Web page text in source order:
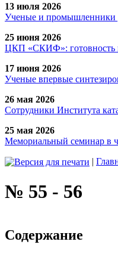
13 июля 2026
Ученые и промышленники
25 июня 2026
ЦКП «СКИФ»: готовность
17 июня 2026
Ученые впервые
26 мая 2026
Сотрудники Института
25 мая 2026
Мемориальный семинар в
|
№ 55 - 56
Содержание